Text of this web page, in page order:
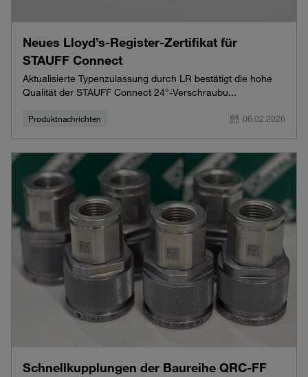
Neues Lloyd’s‑Register‑Zertifikat für
STAUFF Connect
Aktualisierte Typenzulassung durch LR bestätigt die hohe
Qualität der STAUFF Connect 24°‑Verschraubu...
Produktnachrichten 06.02.2026
Schnellkupplungen der Baureihe QRC-FF